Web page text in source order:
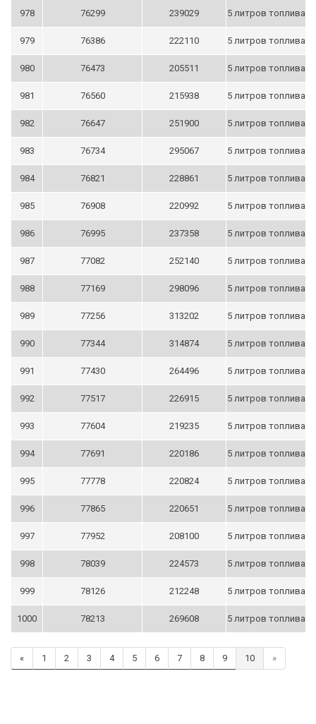
978 76299 239029 5 литров топлива
979 76386 222110 5 литров топлива
980 76473 205511 5 литров топлива
981 76560 215938 5 литров топлива
982 76647 251900 5 литров топлива
983 76734 295067 5 литров топлива
984 76821 228861 5 литров топлива
985 76908 220992 5 литров топлива
986 76995 237358 5 литров топлива
987 77082 252140 5 литров топлива
988 77169 298096 5 литров топлива
989 77256 313202 5 литров топлива
990 77344 314874 5 литров топлива
991 77430 264496 5 литров топлива
992 77517 226915 5 литров топлива
993 77604 219235 5 литров топлива
994 77691 220186 5 литров топлива
995 77778 220824 5 литров топлива
996 77865 220651 5 литров топлива
997 77952 208100 5 литров топлива
998 78039 224573 5 литров топлива
999 78126 212248 5 литров топлива
1000 78213 269608 5 литров топлива
« 1 2 3 4 5 6 7 8 9 10 »